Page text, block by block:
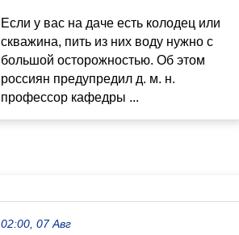
Если у вас на даче есть колодец или
скважина, пить из них воду нужно с
большой осторожностью. Об этом
россиян предупредил д. м. н.
профессор кафедры ...
02:00, 07 Авг